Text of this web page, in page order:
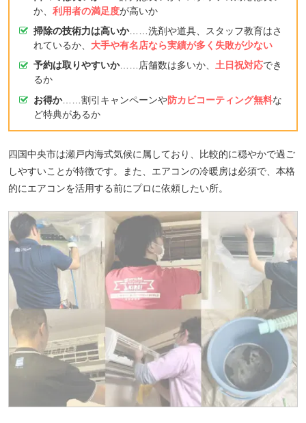
か、 利用者の満足度が高いか
掃除の技術力は高いか……洗剤や道具、スタッフ教育はさ
れているか、 大手や有名店なら実績が多く失敗が少ない
予約は取りやすいか……店舗数は多いか、 土日祝対応でき
るか
お得か……割引キャンペーンや防カビコーティング無料な
ど特典があるか
四国中央市は瀬戸内海式気候に属しており、比較的に穏やかで過ご
しやすいことが特徴です。また、エアコンの冷暖房は必須で、本格
的にエアコンを活用する前にプロに依頼したい所。